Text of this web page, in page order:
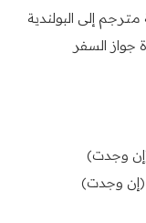
إلى البولندية
السفر
(إن وجدت)
(إن وجدت)